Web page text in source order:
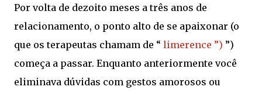
Por volta de dezoito meses a três anos de
relacionamento, o ponto alto de se apaixonar (o
que os terapeutas chamam de “ limerence ”) ”)
começa a passar. Enquanto anteriormente você
eliminava dúvidas com gestos amorosos ou